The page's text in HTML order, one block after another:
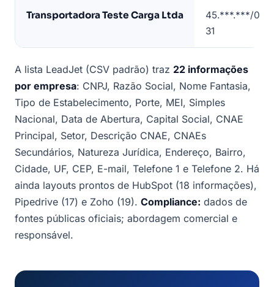
Transportadora Teste Carga Ltda
45.***.***/
31
A lista LeadJet (CSV padrão) traz 22 informações
por empresa: CNPJ, Razão Social, Nome Fantasia,
Tipo de Estabelecimento, Porte, MEI, Simples
Nacional, Data de Abertura, Capital Social, CNAE
Principal, Setor, Descrição CNAE, CNAEs
Secundários, Natureza Jurídica, Endereço, Bairro,
Cidade, UF, CEP, E-mail, Telefone 1 e Telefone 2. Há
ainda layouts prontos de HubSpot (18 informações),
Pipedrive (17) e Zoho (19). Compliance: dados de
fontes públicas oficiais; abordagem comercial e
responsável.